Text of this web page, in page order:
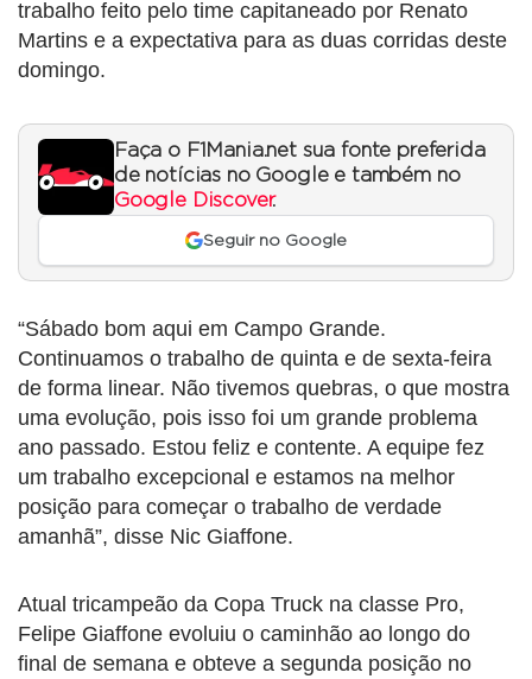
trabalho feito pelo time capitaneado por Renato
Martins e a expectativa para as duas corridas deste
domingo.
Faça o F1Mania.net sua fonte preferida
de notícias no Google e também no
Google Discover.
Seguir no Google
“Sábado bom aqui em Campo Grande.
Continuamos o trabalho de quinta e de sexta-feira
de forma linear. Não tivemos quebras, o que mostra
uma evolução, pois isso foi um grande problema
ano passado. Estou feliz e contente. A equipe fez
um trabalho excepcional e estamos na melhor
posição para começar o trabalho de verdade
amanhã”, disse Nic Giaffone.
Atual tricampeão da Copa Truck na classe Pro,
Felipe Giaffone evoluiu o caminhão ao longo do
final de semana e obteve a segunda posição no